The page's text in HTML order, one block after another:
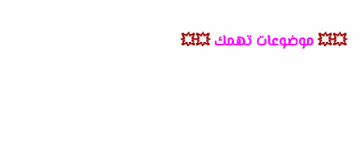
💥💥موضوعات تهمك 💥💥